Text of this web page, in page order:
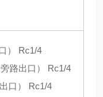
） Rc1/4
路出口） Rc1/4
口） Rc1/4